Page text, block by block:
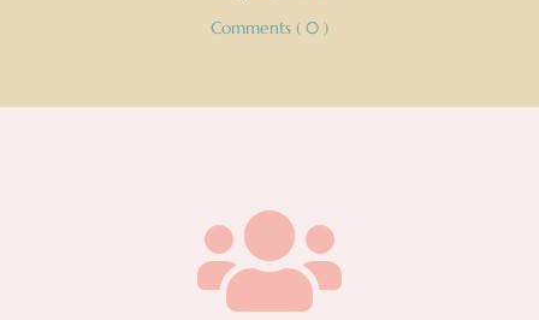
Comments ( 0 )
